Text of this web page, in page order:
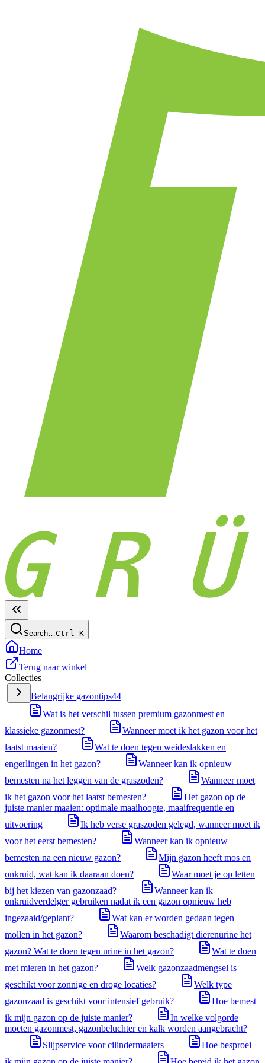
Search…Ctrl K
Home
Terug naar winkel
Collecties
Belangrijke gazontips44
Wat is het verschil tussen premium gazonmest en
klassieke gazonmest?
Wanneer moet ik het gazon voor het
laatst maaien?
Wat te doen tegen weideslakken en
engerlingen in het gazon?
Wanneer kan ik opnieuw
bemesten na het leggen van de graszoden?
Wanneer moet
ik het gazon voor het laatst bemesten?
Het gazon op de
juiste manier maaien: optimale maaihoogte, maaifrequentie en
uitvoering
Ik heb verse graszoden gelegd, wanneer moet ik
voor het eerst bemesten?
Wanneer kan ik opnieuw
bemesten na een nieuw gazon?
Mijn gazon heeft mos en
onkruid, wat kan ik daaraan doen?
Waar moet je op letten
bij het kiezen van gazonzaad?
Wanneer kan ik
onkruidverdelger gebruiken nadat ik een gazon opnieuw heb
ingezaaid/geplant?
Wat kan er worden gedaan tegen
mollen in het gazon?
Waarom beschadigt dierenurine het
gazon? Wat te doen tegen urine in het gazon?
Wat te doen
met mieren in het gazon?
Welk gazonzaadmengsel is
geschikt voor zonnige en droge locaties?
Welk type
gazonzaad is geschikt voor intensief gebruik?
Hoe bemest
ik mijn gazon op de juiste manier?
In welke volgorde
moeten gazonmest, gazonbeluchter en kalk worden aangebracht?
Slijpservice voor cilindermaaiers
Hoe besproei